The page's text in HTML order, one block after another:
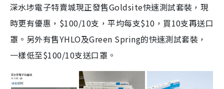
深水埗電子特賣城現正發售Goldsite快速測試套裝，現
時更有優惠，$100/10支，平均每支$10，買10支再送口
罩。另外有售YHLO及Green Spring的快速測試套裝，
一樣低至$100/10支送口罩。